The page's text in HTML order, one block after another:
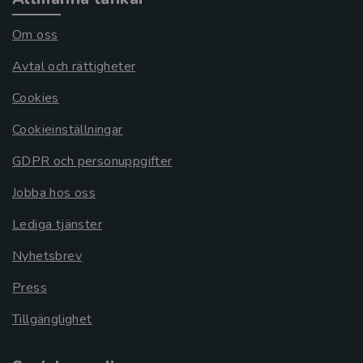
Om oss
Avtal och rättigheter
Cookies
Cookieinställningar
GDPR och personuppgifter
Jobba hos oss
Lediga tjänster
Nyhetsbrev
Press
Tillgänglighet